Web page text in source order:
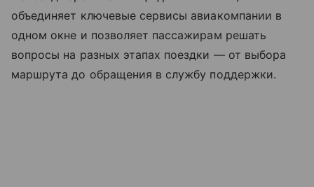
объединяет ключевые сервисы авиакомпании в
одном окне и позволяет пассажирам решать
вопросы на разных этапах поездки — от выбора
маршрута до обращения в службу поддержки.